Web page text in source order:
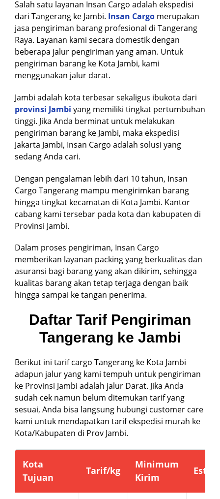
Salah satu layanan Insan Cargo adalah ekspedisi
dari Tangerang ke Jambi. Insan Cargo merupakan
jasa pengiriman barang profesional di Tangerang
Raya. Layanan kami secara domestik dengan
beberapa jalur pengiriman yang aman. Untuk
pengiriman barang ke Kota Jambi, kami
menggunakan jalur darat.
Jambi adalah kota terbesar sekaligus ibukota dari
provinsi Jambi yang memiliki tingkat pertumbuhan
tinggi. Jika Anda berminat untuk melakukan
pengiriman barang ke Jambi, maka ekspedisi
Jakarta Jambi, Insan Cargo adalah solusi yang
sedang Anda cari.
Dengan pengalaman lebih dari 10 tahun, Insan
Cargo Tangerang mampu mengirimkan barang
hingga tingkat kecamatan di Kota Jambi. Kantor
cabang kami tersebar pada kota dan kabupaten di
Provinsi Jambi.
Dalam proses pengiriman, Insan Cargo
memberikan layanan packing yang berkualitas dan
asuransi bagi barang yang akan dikirim, sehingga
kualitas barang akan tetap terjaga dengan baik
hingga sampai ke tangan penerima.
Daftar Tarif Pengiriman
Tangerang ke Jambi
Berikut ini tarif cargo Tangerang ke Kota Jambi
adapun jalur yang kami tempuh untuk pengiriman
ke Provinsi Jambi adalah jalur Darat. Jika Anda
sudah cek namun belum ditemukan tarif yang
sesuai, Anda bisa langsung hubungi customer care
kami untuk mendapatkan tarif ekspedisi murah ke
Kota/Kabupaten di Prov Jambi.
Kota
Tujuan
Tarif/kg
Minimum
Kirim